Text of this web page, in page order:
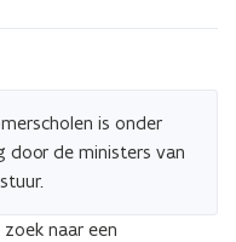
is onder
door de ministers van
naar een